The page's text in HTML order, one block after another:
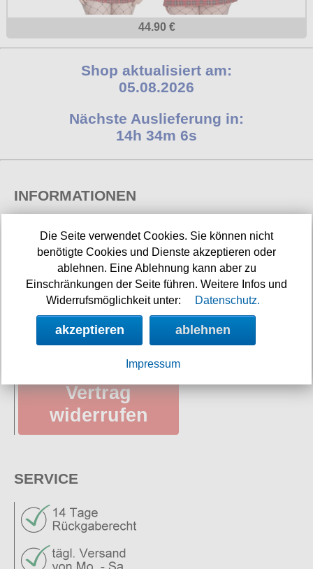
44.90 €
Shop aktualisiert am:
05.08.2026
Nächste Auslieferung in:
14h 34m 6s
INFORMATIONEN
Widerrufsbelehrung
Impressum/Kontakt
Versandkosten
Datenschutz
Vertrag
widerrufen
SERVICE
Die Seite verwendet Cookies. Sie können nicht
benötigte Cookies und Dienste akzeptieren oder
ablehnen. Eine Ablehnung kann aber zu
Einschränkungen der Seite führen. Weitere Infos und
Widerrufsmöglichkeit unter:
Datenschutz.
akzeptieren ablehnen
Impressum